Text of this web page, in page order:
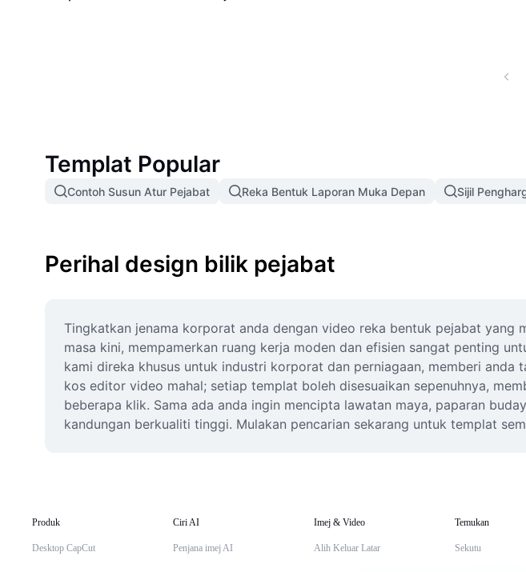
Templat Popular
Contoh Susun Atur Pejabat Reka Bentuk Laporan Muka Depan Sijil
Perihal design bilik pejabat
Tingkatkan jenama korporat anda dengan video reka bentuk pejabat yang
masa kini, mempamerkan ruang kerja moden dan efisien sangat penting
kami direka khusus untuk industri korporat dan perniagaan, memberi
kos editor video mahal; setiap templat boleh disesuaikan sepenuhnya,
beberapa klik. Sama ada anda ingin mencipta lawatan maya, paparan
kandungan berkualiti tinggi. Mulakan pencarian sekarang untuk templat
Produk
Desktop CapCut
Ciri AI
Penjana imej AI
Imej & Video
Alih Keluar Latar
Temukan
Sekutu